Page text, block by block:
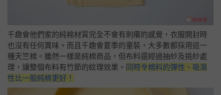
千趣會他們家的純棉材質完全不會有刺癢的感覺，衣服開封時
也沒有任何異味。而且千趣會夏季的童裝，大多數都採用這一
種天竺棉。雖然一樣是純棉商品，但布料還經過抽紗及挑紗處
理，讓整個布料有竹節的紋理效果。 同時令棉料的彈性、吸濕
性比一般純棉更好！